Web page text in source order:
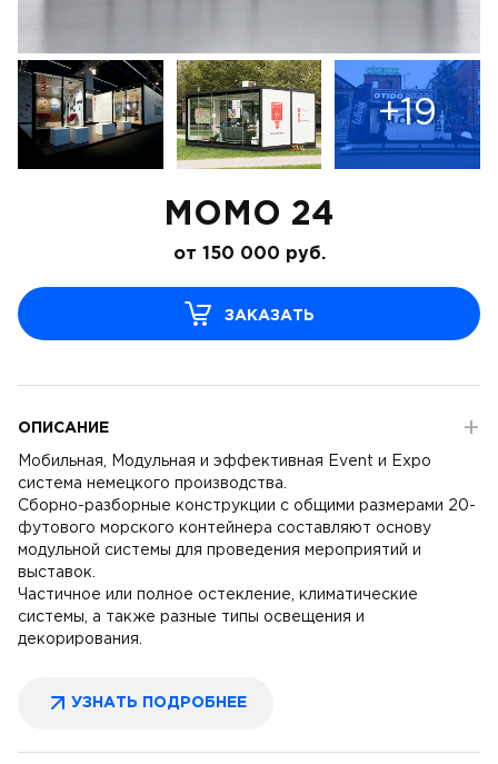
+19
MOMO 24
от 150 000 руб.
ЗАКАЗАТЬ
ОПИСАНИЕ
Мобильная, Модульная и эффективная Event и Expo
система немецкого производства.
Сборно-разборные конструкции с общими размерами 20-
футового морского контейнера составляют основу
модульной системы для проведения мероприятий и
выставок.
Частичное или полное остекление, климатические
системы, а также разные типы освещения и
декорирования.
УЗНАТЬ ПОДРОБНЕЕ